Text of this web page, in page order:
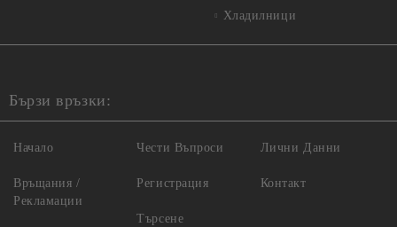
Хладилници
Бързи връзки:
Начало
Връщания /
Рекламации
Чести Въпроси
Регистрация
Търсене
Лични Данни
Контакт